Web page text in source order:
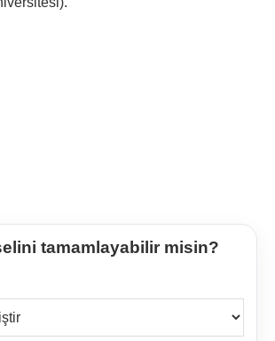
tamamlayabilir misin?